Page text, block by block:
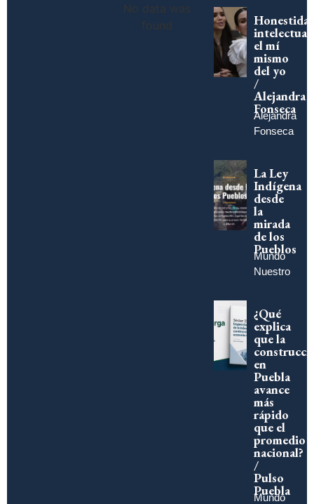
No data was
found
intelectual:
el mí
mismo
del yo
/
Alejandra
Fonseca
Alejandra
Fonseca
La Ley
Indígena
desde
la
mirada
de los
Pueblos
Mundo
Nuestro
¿Qué
explica
que la
en
Puebla
avance
más
rápido
que el
promedio
nacional?
/
Pulso
Puebla
Mundo